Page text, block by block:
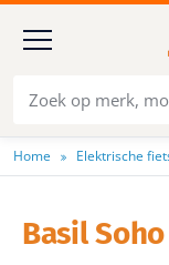
Home Elektrische
Basil